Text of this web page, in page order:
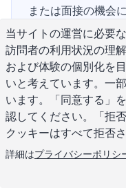
または面接の機会
を更新している場
し、インパクトを
わせて履歴書をカ
す。このガイドで
て、コールバック
詳しく説明します。
当サイトの運営に必要
訪問者の利用状況の理
および体験の個別化を
いと考えています。一
います。「同意する」
認してください。「拒
クッキーはすべて拒否さ
詳細はプライバシーポリシ